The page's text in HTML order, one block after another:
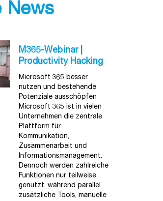
News
M365-Webinar |
Productivity Hacking
Microsoft 365 besser
nutzen und bestehende
Potenziale ausschöpfen
Microsoft 365 ist in vielen
Unternehmen die zentrale
Plattform für
Kommunikation,
Zusammenarbeit und
Informationsmanagement.
Dennoch werden zahlreiche
Funktionen nur teilweise
genutzt, während parallel
zusätzliche Tools, manuelle